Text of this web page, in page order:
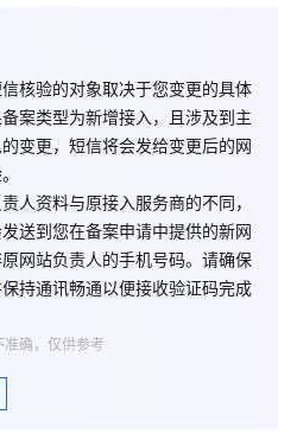
核验的对象取决于您变更的具体
案类型为新增接入，且涉及到主
变更，短信将会发给变更后的网
人资料与原接入服务商的不同，
送到您在备案申请中提供的新网
网站负责人的手机号码。请确保
持通讯畅通以便接收验证码完成
确，仅供参考